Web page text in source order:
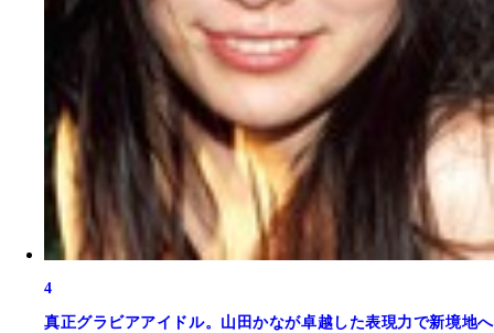
4
真正グラビアアイドル。山田かなが卓越した表現力で新境地へ